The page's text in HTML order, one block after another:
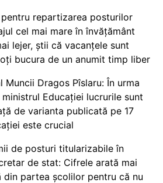
repartizarea posturilor
cel mai mare în învățământ
lejer, știi că vacanțele sunt
bucura de un anumit timp liber
Muncii Dragos Pîslaru: În urma
Educației lucrurile sunt
de varianta publicată pe 17
este crucial
de posturi titularizabile în
de stat: Cifrele arată mai
din partea școlilor pentru că nu